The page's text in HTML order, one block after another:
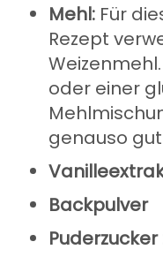
Mehl: Für
Rezept
oder einer
genauso
Backpulver